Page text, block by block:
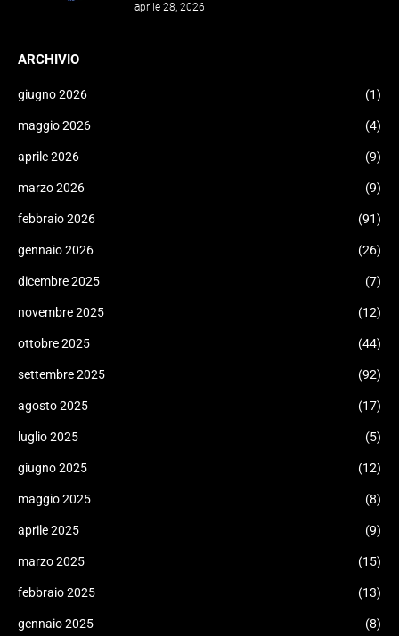
aprile 28, 2026
ARCHIVIO
giugno 2026 (1)
maggio 2026 (4)
aprile 2026 (9)
marzo 2026 (9)
febbraio 2026 (91)
gennaio 2026 (26)
dicembre 2025 (7)
novembre 2025 (12)
ottobre 2025 (44)
settembre 2025 (92)
agosto 2025 (17)
luglio 2025 (5)
giugno 2025 (12)
maggio 2025 (8)
aprile 2025 (9)
marzo 2025 (15)
febbraio 2025 (13)
gennaio 2025 (8)